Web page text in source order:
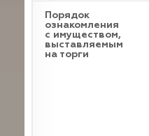
Порядок
ознакомления
с имуществом,
выставляемым
на торги